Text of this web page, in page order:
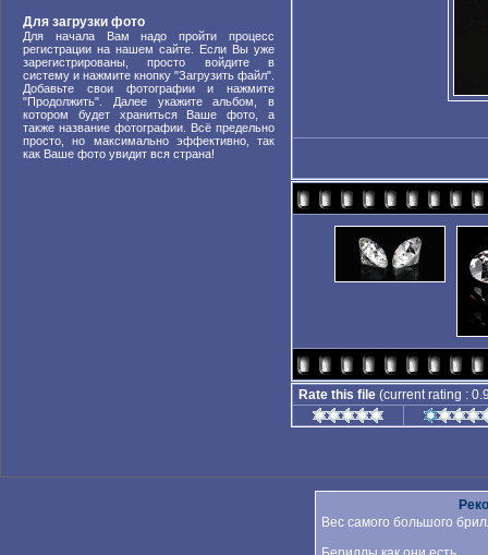
Для загрузки фото
Для начала Вам надо пройти процесс
регистрации на нашем сайте. Если Вы уже
зарегистрированы, просто войдите в
систему и нажмите кнопку "Загрузить файл".
Добавьте свои фотографии и нажмите
"Продолжить". Далее укажите альбом, в
котором будет храниться Ваше фото, а
также название фотографии. Всё предельно
просто, но максимально эффективно, так
как Ваше фото увидит вся страна!
Rate this file (current rating :
Вес самого большого